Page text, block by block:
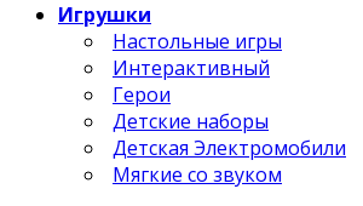
Игрушки
Настольные игры
Интерактивный
Герои
Детские наборы
Детская Электромобили
Мягкие со звуком